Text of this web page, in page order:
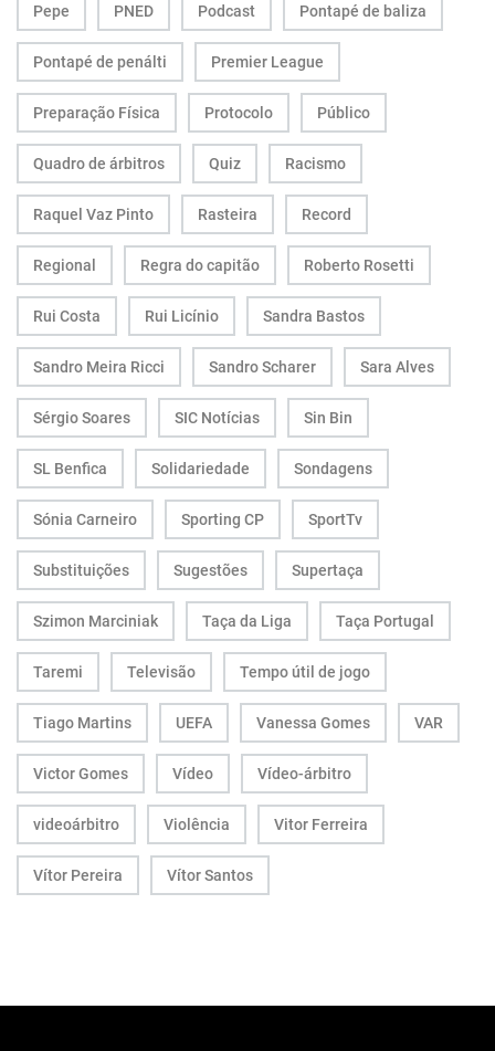
Pepe PNED Podcast Pontapé de baliza
Pontapé de penálti Premier League
Preparação Física Protocolo Público
Quadro de árbitros Quiz Racismo
Raquel Vaz Pinto Rasteira Record
Regional Regra do capitão Roberto Rosetti
Rui Costa Rui Licínio Sandra Bastos
Sandro Meira Ricci Sandro Scharer Sara Alves
Sérgio Soares SIC Notícias Sin Bin
SL Benfica Solidariedade Sondagens
Sónia Carneiro Sporting CP SportTv
Substituições Sugestões Supertaça
Szimon Marciniak Taça da Liga Taça Portugal
Taremi Televisão Tempo útil de jogo
Tiago Martins UEFA Vanessa Gomes VAR
Victor Gomes Vídeo Vídeo-árbitro
videoárbitro Violência Vitor Ferreira
Vítor Pereira Vítor Santos